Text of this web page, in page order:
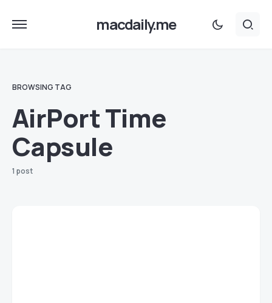
macdaily.me
BROWSING TAG
AirPort Time
Capsule
1 post